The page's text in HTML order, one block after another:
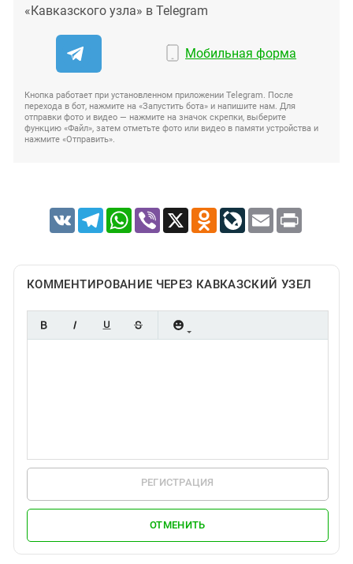
«Кавказского узла» в Telegram
Мобильная форма
Кнопка работает при установленном приложении Telegram. После
перехода в бот, нажмите на «Запустить бота» и напишите нам. Для
отправки фото и видео — нажмите на значок скрепки, выберите
функцию «Файл», затем отметьте фото или видео в памяти устройства и
нажмите «Отправить».
VK TelegramWhatsApp
Viber X Odnoklassniki
LiveJournal
Email Print
КОММЕНТИРОВАНИЕ ЧЕРЕЗ КАВКАЗСКИЙ УЗЕЛ
РЕГИСТРАЦИЯ
ОТМЕНИТЬ